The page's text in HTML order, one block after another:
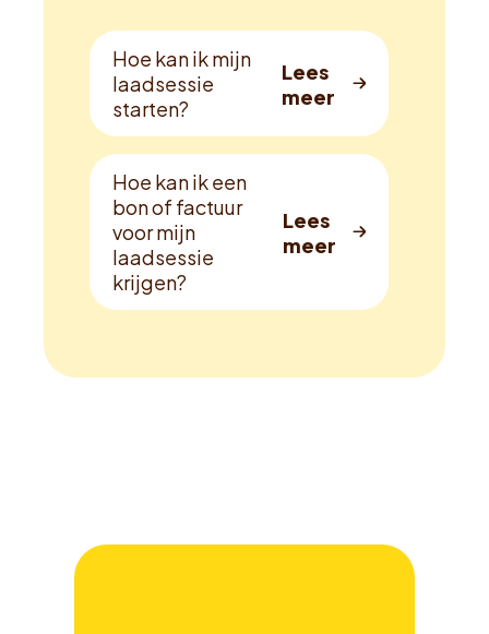
Hoe kan ik mijn
laadsessie
starten?
Hoe kan ik een
bon of factuur
voor mijn
laadsessie
krijgen?